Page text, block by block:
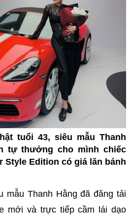
tuổi 43, siêu mẫu Thanh
tự thưởng cho mình chiếc
Style Edition có giá lăn bánh
mẫu Thanh Hằng đã đăng tải
mới và trực tiếp cầm lái dạo